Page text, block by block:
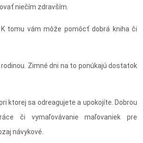
niečím zdravším.
tomu vám môže pomôcť dobrá kniha či
Zimné dni na to ponúkajú dostatok
ktorej sa odreagujete a upokojíte. Dobrou
či vymaľovávanie maľovaniek pre
návykové.